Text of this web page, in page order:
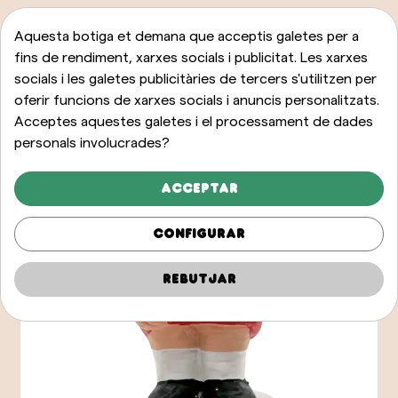
Aquesta botiga et demana que acceptis galetes per a
fins de rendiment, xarxes socials i publicitat. Les xarxes
socials i les galetes publicitàries de tercers s'utilitzen per
oferir funcions de xarxes socials i anuncis personalitzats.
Acceptes aquestes galetes i el processament de dades
personals involucrades?
Acceptar
Configurar
Rebutjar